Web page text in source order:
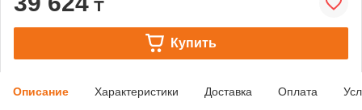
₸
Купить
Описание Характеристики Доставка Оплата